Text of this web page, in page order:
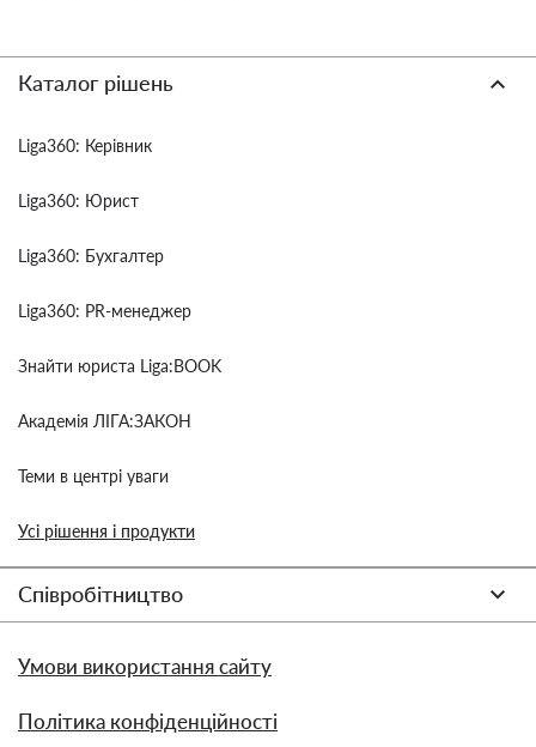
Каталог рішень
Liga360: Керівник
Liga360: Юрист
Liga360: Бухгалтер
Liga360: PR-менеджер
Знайти юриста Liga:BOOK
Академія ЛІГА:ЗАКОН
Теми в центрі уваги
Усі рішення і продукти
Співробітництво
Умови використання сайту
Політика конфіденційності